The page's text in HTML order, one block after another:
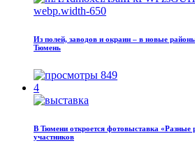
Из полей, заводов и окраин – в новые
Тюмень
849
4
В Тюмени откроется фотовыставка «Разные
участников